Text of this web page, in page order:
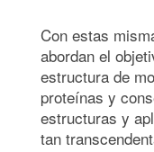
Con estas
abordan el
estructura de
proteínas y
estructuras y
tan